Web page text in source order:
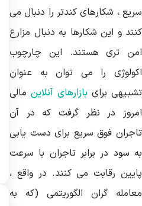
، شکارهای کندتر را دنبال می
و این شکارها به دنبال مزارع
تری هستند. این چارچوب
را می توان به عنوان
برای بازارهای آنلاینمالی
در نظر گرفت که در آن
فوق سریع برای دست یابی
سود در برابر تاجران با سرعت
رقابت می کنند. در واقع ،
گران الگوریتمی (که به